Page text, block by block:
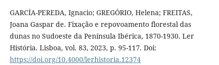
GARCÍA-PEREDA, Ignacio; GREGÓRIO, Helena; FREITAS,
Joana Gaspar de. Fixação e repovoamento florestal das
dunas no Sudoeste da Península Ibérica, 1870-1930. Ler
História. Lisboa, vol. 83, 2023, p. 95-117. Doi:
https://doi.org/10.4000/lerhistoria.12374